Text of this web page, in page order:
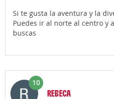
Si te gusta la aventura y la
Puedes ir al norte al centro y
buscas
10
REBECA